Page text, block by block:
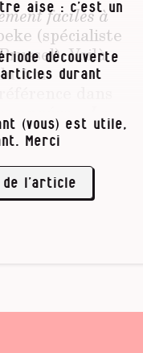
faciles à
(spécialiste
Voilà
dans
années. « Les
curieusement
chez des
ans que la
aise : c’est un
découverte
articles durant
(vous) est utile,
Merci
l’article